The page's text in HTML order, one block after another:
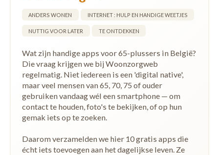
ANDERS WONEN INTERNET : HULP EN HANDIGE WEETJES
NUTTIG VOOR LATER TE ONTDEKKEN
Wat zijn handige apps voor 65-plussers in België?
Die vraag krijgen we bij Woonzorgweb
regelmatig. Niet iedereen is een 'digital native',
maar veel mensen van 65, 70, 75 of ouder
gebruiken vandaag wél een smartphone — om
contact te houden, foto's te bekijken, of op hun
gemak iets op te zoeken.
Daarom verzamelden we hier 10 gratis apps die
écht iets toevoegen aan het dagelijkse leven. Ze